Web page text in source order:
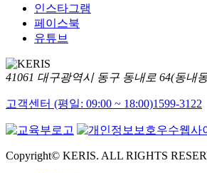
인스타그램
페이스북
유튜브
41061 대구광역시 동구 동내로 64(동내
고객센터 (평일: 09:00 ~ 18:00)1599-3122
Copyright© KERIS. ALL RIGHTS